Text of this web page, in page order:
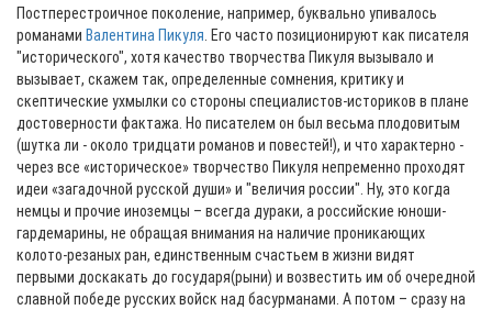
Постперестроичное поколение, например, буквально упивалось
романами Валентина Пикуля . Его часто позиционируют как писателя
"исторического", хотя качество творчества Пикуля вызывало и
вызывает, скажем так, определенные сомнения, критику и
скептические ухмылки со стороны специалистов-историков в плане
достоверности фактажа. Но писателем он был весьма плодовитым
(шутка ли - около тридцати романов и повестей!), и что характерно -
через все «историческое» творчество Пикуля непременно проходят
идеи «загадочной русской души» и "величия россии". Ну, это когда
немцы и прочие иноземцы – всегда дураки, а российские юноши-
гардемарины, не обращая внимания на наличие проникающих
колото-резаных ран, единственным счастьем в жизни видят
первыми доскакать до государя(рыни) и возвестить им об очередной
славной победе русских войск над басурманами. А потом – сразу на